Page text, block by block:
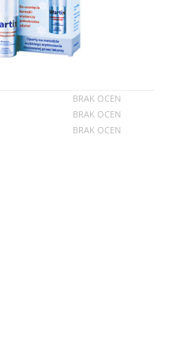
BRAK OCEN
BRAK OCEN
BRAK OCEN